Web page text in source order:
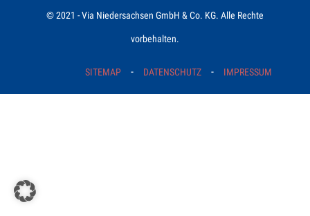
© 2021 - Via Niedersachsen GmbH & Co. KG. Alle Rechte
vorbehalten.
SITEMAP - DATENSCHUTZ - IMPRESSUM